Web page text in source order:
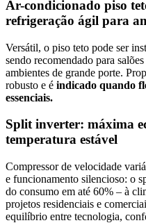
Ar-condicionado piso
refrigeração ágil para
Versátil, o piso teto pode ser
sendo recomendado para
ambientes de grande porte.
robusto e é indicado quando
essenciais.
Split inverter: máxima
temperatura estável
Compressor de velocidade
e funcionamento silencioso: o
do consumo em até 60% – à
projetos residenciais e
equilíbrio entre tecnologia,